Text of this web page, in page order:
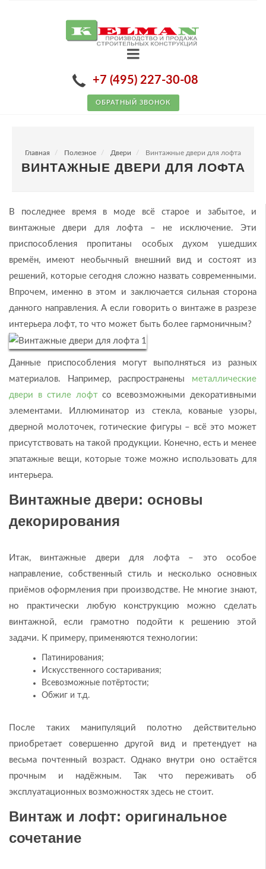
+7 (495) 227-30-08
ОБРАТНЫЙ ЗВОНОК
Главная Полезное Двери Винтажные двери для лофта
ВИНТАЖНЫЕ ДВЕРИ ДЛЯ ЛОФТА
В последнее время в моде всё старое и забытое, и
винтажные двери для лофта – не исключение. Эти
приспособления пропитаны особых духом ушедших
времён, имеют необычный внешний вид и состоят из
решений, которые сегодня сложно назвать современными.
Впрочем, именно в этом и заключается сильная сторона
данного направления. А если говорить о винтаже в разрезе
интерьера лофт, то что может быть более гармоничным?
Данные приспособления могут выполняться из разных
материалов. Например, распространены металлические
двери в стиле лофтсо всевозможными декоративными
элементами. Иллюминатор из стекла, кованые узоры,
дверной молоточек, готические фигуры – всё это может
присутствовать на такой продукции. Конечно, есть и менее
эпатажные вещи, которые тоже можно использовать для
интерьера.
Винтажные двери: основы
декорирования
Итак, винтажные двери для лофта – это особое
направление, собственный стиль и несколько основных
приёмов оформления при производстве. Не многие знают,
но практически любую конструкцию можно сделать
винтажной, если грамотно подойти к решению этой
задачи. К примеру, применяются технологии:
Патинирования;
Искусственного состаривания;
Всевозможные потёртости;
Обжиг и т.д.
После таких манипуляций полотно действительно
приобретает совершенно другой вид и претендует на
весьма почтенный возраст. Однако внутри оно остаётся
прочным и надёжным. Так что переживать об
эксплуатационных возможностях здесь не стоит.
Винтаж и лофт: оригинальное
сочетание